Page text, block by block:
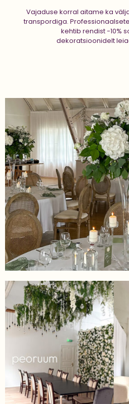
Vajaduse korral aitame ka
transpordiga.
kehtib rendist -10%
dekoratsioonidelt